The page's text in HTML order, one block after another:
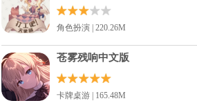
角色扮演 | 220.26M
苍雾残响中文版
卡牌桌游 | 165.48M